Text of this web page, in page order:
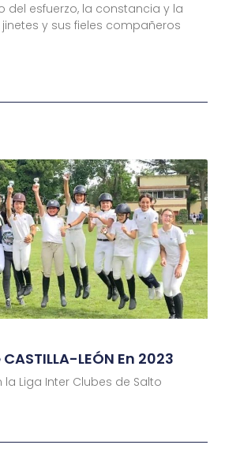
del esfuerzo, la constancia y la
y sus fieles compañeros
LEÓN En 2023
Liga Inter Clubes de Salto